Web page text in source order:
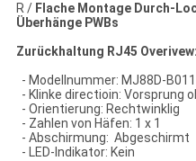
R / Flache Montage Durch-
Überhänge PWBs
Zurückhaltung RJ45 Overivew:
- Modellnummer: MJ88D-
- Klinke directioin: Vorsprung
- Orientierung: Rechtwinklig
- Zahlen von Häfen: 1 x 1
- Abschirmung: Abgeschirmt
- LED-Indikator: Kein